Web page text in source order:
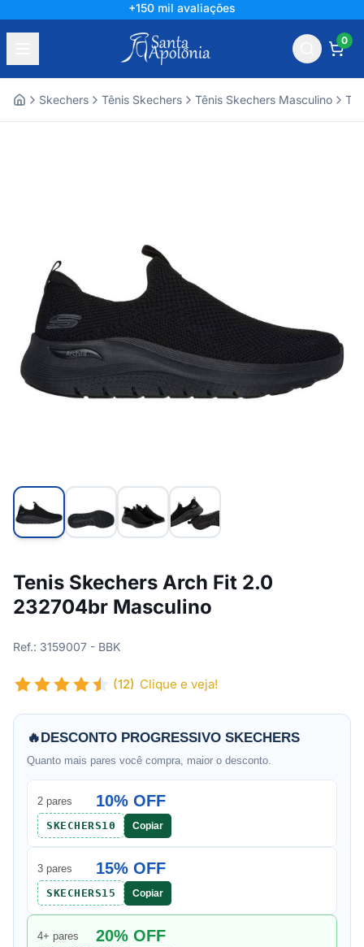
+150 mil avaliações
0
Skechers Tênis Skechers Tênis Skechers Masculino
Tenis Skechers Arch Fit 2.0
232704br Masculino
Ref.: 3159007 - BBK
(12) Clique e veja!
🔥DESCONTO PROGRESSIVO SKECHERS
Quanto mais pares você compra, maior o desconto.
2 pares 10% OFF
SKECHERS10 Copiar
3 pares 15% OFF
SKECHERS15 Copiar
4+ pares 20% OFF